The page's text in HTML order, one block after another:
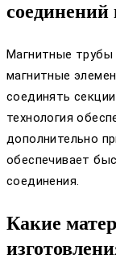
соединений
Магнитные
магнитные
соединять
технология
дополнительно
обеспечивает
соединения.
Какие